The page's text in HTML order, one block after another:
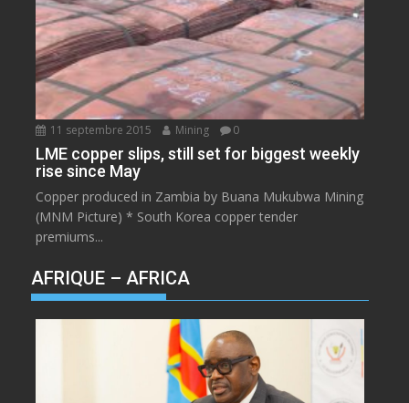
11 septembre 2015 Mining 0
LME copper slips, still set for biggest weekly
rise since May
Copper produced in Zambia by Buana Mukubwa Mining
(MNM Picture) * South Korea copper tender
premiums...
AFRIQUE – AFRICA